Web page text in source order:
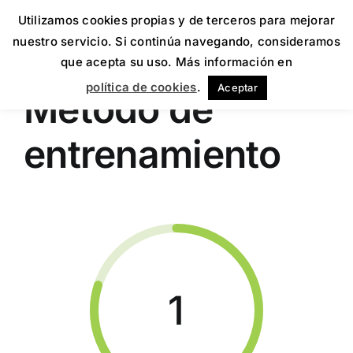
Método de
entrenamiento
1
Utilizamos cookies propias y de terceros para mejorar
nuestro servicio. Si continúa navegando, consideramos
que acepta su uso. Más información en
política de cookies. Aceptar